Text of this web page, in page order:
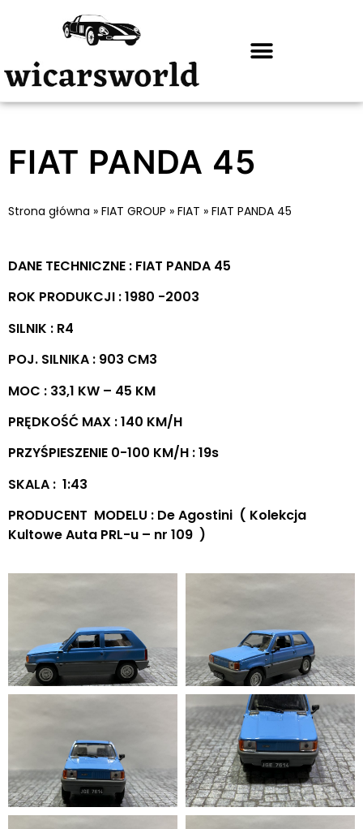
FIAT PANDA 45
Strona główna » FIAT GROUP » FIAT » FIAT PANDA 45
DANE TECHNICZNE : FIAT PANDA 45
ROK PRODUKCJI : 1980 -2003
SILNIK : R4
POJ. SILNIKA : 903 CM3
MOC : 33,1 KW – 45 KM
PRĘDKOŚĆ MAX : 140 KM/H
PRZYŚPIESZENIE 0-100 KM/H : 19s
SKALA : 1:43
PRODUCENT MODELU : De Agostini ( Kolekcja
Kultowe Auta PRL-u – nr 109 )